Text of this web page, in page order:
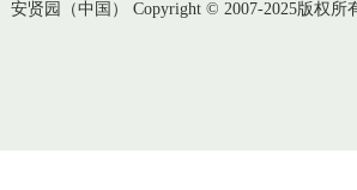
安贤园（中国） Copyright © 2007-2025版权所